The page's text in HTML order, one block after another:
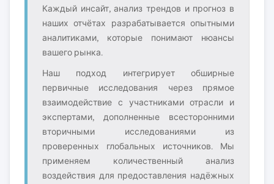
Каждый инсайт, анализ трендов и прогноз в
наших отчётах разрабатывается опытными
аналитиками, которые понимают нюансы
вашего рынка.
Наш подход интегрирует обширные
первичные исследования через прямое
взаимодействие с участниками отрасли и
экспертами, дополненные всесторонними
вторичными исследованиями из
проверенных глобальных источников. Мы
применяем количественный анализ
воздействия для предоставления надёжных